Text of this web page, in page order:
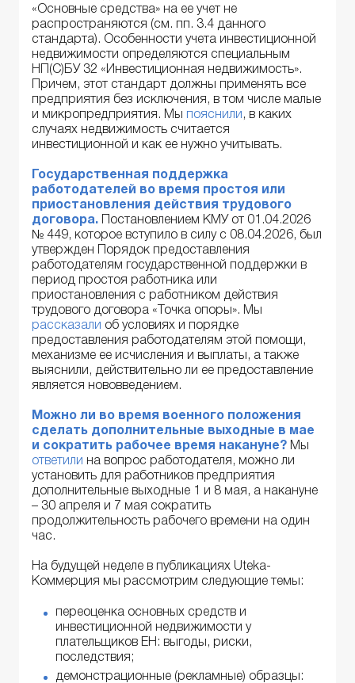
«Основные средства» на ее учет не
распространяются (см. пп. 3.4 данного
стандарта). Особенности учета инвестиционной
недвижимости определяются специальным
НП(С)БУ 32 «Инвестиционная недвижимость».
Причем, этот стандарт должны применять все
предприятия без исключения, в том числе малые
и микропредприятия. Мы пояснили , в каких
случаях недвижимость считается
инвестиционной и как ее нужно учитывать.
Государственная поддержка
работодателей
во время простоя
или
приостановления действия трудового
договора.
Постановлением КМУ от 01.04.2026
№ 449, которое вступило в силу с 08.04.2026, был
утвержден Порядок предоставления
работодателям государственной поддержки в
период простоя работника или
приостановления с работником действия
трудового договора «Точка опоры». Мы
рассказали об условиях и порядке
предоставления работодателям этой помощи,
механизме ее исчисления и выплаты, а также
выяснили, действительно ли ее предоставление
является нововведением.
Можно ли во время военного положения
сделать дополнительные выходные в мае
и сократить рабочее время накануне? Мы
ответили на вопрос работодателя, можно ли
установить для работников предприятия
дополнительные выходные 1 и 8 мая, а накануне
– 30 апреля и 7 мая сократить
продолжительность рабочего времени на один
час.
На будущей неделе в публикациях Uteka-
Коммерция мы рассмотрим следующие темы:
переоценка основных средств и
инвестиционной недвижимости у
плательщиков ЕН: выгоды, риски,
последствия;
демонстрационные (рекламные) образцы: